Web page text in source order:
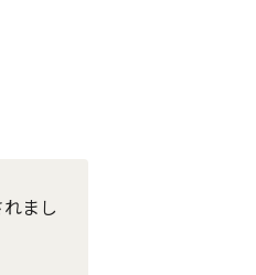
まし